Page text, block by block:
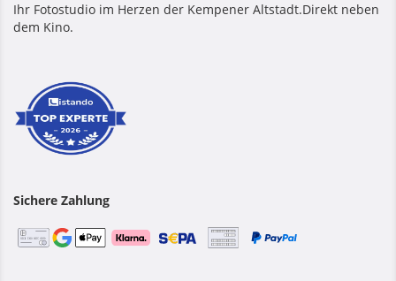
Ihr Fotostudio im Herzen der Kempener Altstadt.Direkt neben
dem Kino.
Sichere Zahlung